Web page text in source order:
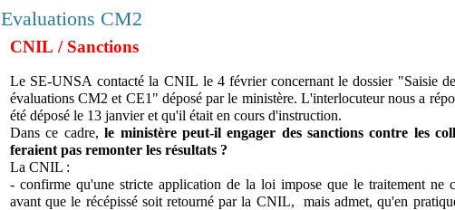
Evaluations CM2
CNIL / Sanctions
Le SE-UNSA contacté la CNIL le 4 février concernant le dossier "Saisie
évaluations CM2 et CE1" déposé par le ministère. L'interlocuteur nous a
été déposé le 13 janvier et qu'il était en cours d'instruction.
Dans ce cadre, le ministère peut-il engager des sanctions contre les
feraient pas remonter les résultats ?
La CNIL :
- confirme qu'une stricte application de la loi impose que le traitement ne
avant que le récépissé soit retourné par la CNIL, mais admet, qu'en